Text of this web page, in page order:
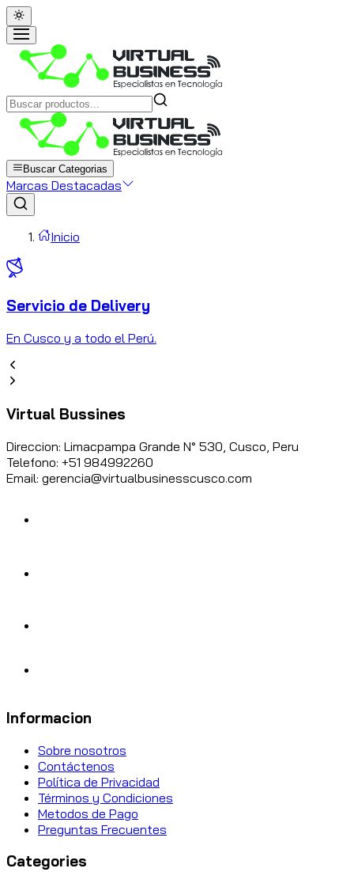
Buscar Categorias
Marcas Destacadas
Inicio
Servicio de Delivery
En Cusco y a todo el Perú.
Virtual Bussines
Direccion: Limacpampa Grande N° 530, Cusco, Peru
Telefono: +51 984992260
Email: gerencia@virtualbusinesscusco.com
Informacion
Sobre nosotros
Contáctenos
Política de Privacidad
Términos y Condiciones
Metodos de Pago
Preguntas Frecuentes
Categories